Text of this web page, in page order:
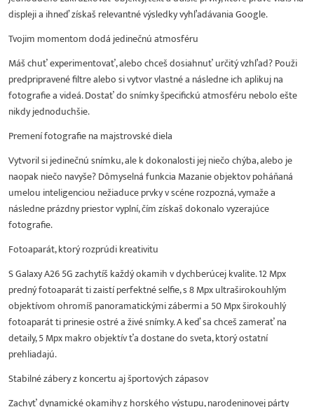
displeji a ihneď získaš relevantné výsledky vyhľadávania Google.
Tvojim momentom dodá jedinečnú atmosféru
Máš chuť experimentovať, alebo chceš dosiahnuť určitý vzhľad? Použi
predpripravené filtre alebo si vytvor vlastné a následne ich aplikuj na
fotografie a videá. Dostať do snímky špecifickú atmosféru nebolo ešte
nikdy jednoduchšie.
Premení fotografie na majstrovské diela
Vytvoril si jedinečnú snímku, ale k dokonalosti jej niečo chýba, alebo je
naopak niečo navyše? Dômyselná funkcia Mazanie objektov poháňaná
umelou inteligenciou nežiaduce prvky v scéne rozpozná, vymaže a
následne prázdny priestor vyplní, čím získaš dokonalo vyzerajúce
fotografie.
Fotoaparát, ktorý rozprúdi kreativitu
S Galaxy A26 5G zachytíš každý okamih v dychberúcej kvalite. 12 Mpx
predný fotoaparát ti zaistí perfektné selfie, s 8 Mpx ultraširokouhlým
objektívom ohromíš panoramatickými zábermi a 50 Mpx širokouhlý
fotoaparát ti prinesie ostré a živé snímky. A keď sa chceš zamerať na
detaily, 5 Mpx makro objektív ťa dostane do sveta, ktorý ostatní
prehliadajú.
Stabilné zábery z koncertu aj športových zápasov
Zachyť dynamické okamihy z horského výstupu, narodeninovej párty